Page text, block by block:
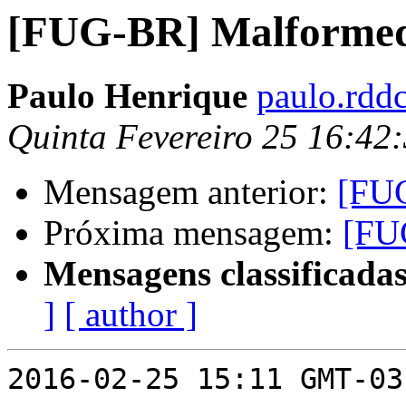
[FUG-BR]
Paulo Henrique
Quinta Fevereiro 25
Mensagem anterior:
Próxima mensagem:
Mensagens
] [ author ]
2016-02-25 15:11